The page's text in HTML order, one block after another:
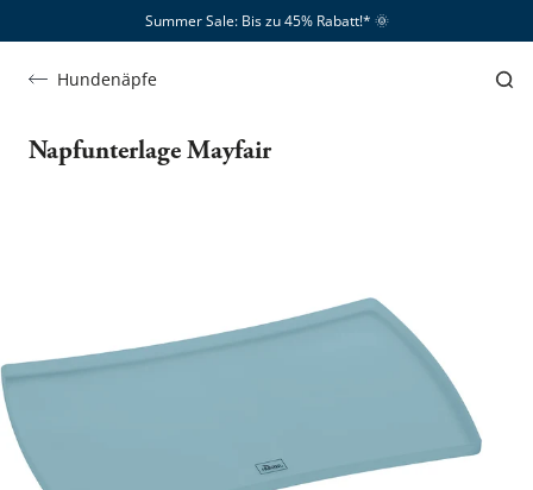
Summer Sale: Bis zu 45% Rabatt!*​ 🌞
Hundenäpfe
Napfunterlage Mayfair